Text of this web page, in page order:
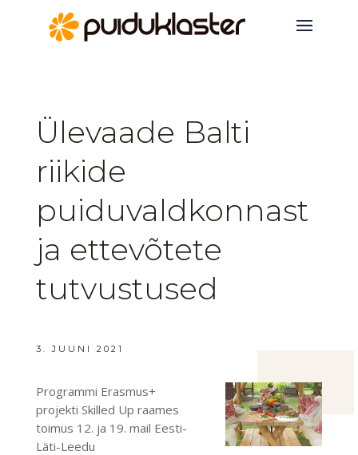
Ülevaade Balti
riikide
puiduvaldkonnast
ja ettevõtete
tutvustused
3. JUUNI 2021
Programmi Erasmus+
projekti Skilled Up raames
toimus 12. ja 19. mail Eesti-
Läti-Leedu